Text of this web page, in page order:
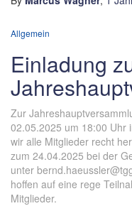
Allgemein
Einladung
Zur
02.05.2025 um 18:00 Uhr
wir alle Mitglieder recht
zum 24.04.2025 bei der
unter
hoffen auf eine rege
Mitglieder.